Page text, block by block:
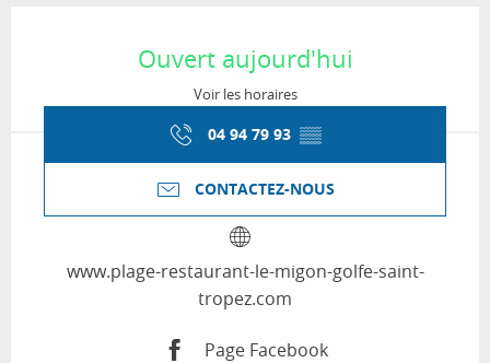
Ouvert aujourd'hui
Voir les horaires
04 94 79 93 ▒▒
CONTACTEZ-NOUS
www.plage-restaurant-le-migon-golfe-saint-
tropez.com
Page Facebook